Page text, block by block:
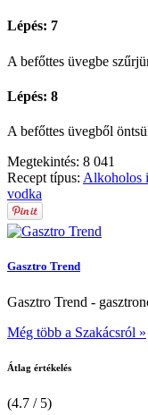
Lépés: 7
A befőttes üvegbe
Lépés: 8
A befőttes üvegből
Megtekintés: 8 041
Recept típus: Alkoholos
vodka
Gasztro Trend
Gasztro Trend -
Még több a Szakácsról »
Átlag értékelés
(4.7 / 5)